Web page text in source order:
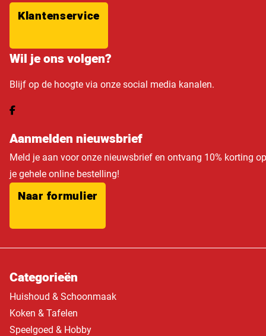
Klantenservice
Wil je ons volgen?
Blijf op de hoogte via onze social media kanalen.
Aanmelden nieuwsbrief
Meld je aan voor onze nieuwsbrief en ontvang 10% korting op
je gehele online bestelling!
Naar formulier
Categorieën
Huishoud & Schoonmaak
Koken & Tafelen
Speelgoed & Hobby